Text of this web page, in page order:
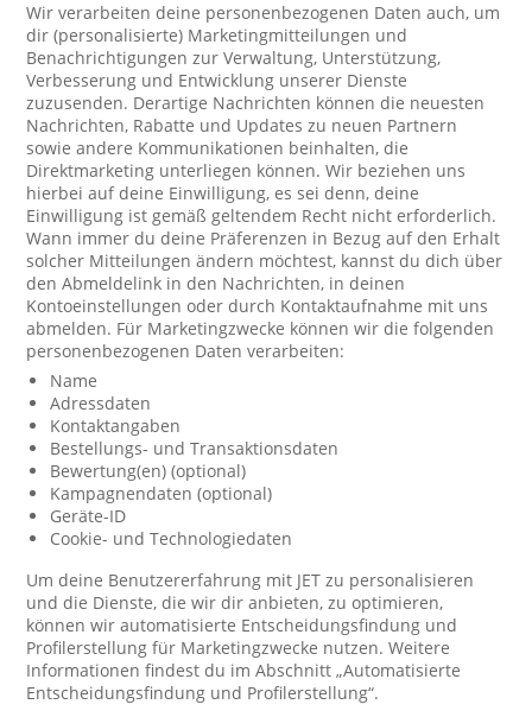
Wir verarbeiten deine personenbezogenen Daten auch, um
dir (personalisierte) Marketingmitteilungen und
Benachrichtigungen zur Verwaltung, Unterstützung,
Verbesserung und Entwicklung unserer Dienste
zuzusenden. Derartige Nachrichten können die neuesten
Nachrichten, Rabatte und Updates zu neuen Partnern
sowie andere Kommunikationen beinhalten, die
Direktmarketing unterliegen können. Wir beziehen uns
hierbei auf deine Einwilligung, es sei denn, deine
Einwilligung ist gemäß geltendem Recht nicht erforderlich.
Wann immer du deine Präferenzen in Bezug auf den Erhalt
solcher Mitteilungen ändern möchtest, kannst du dich über
den Abmeldelink in den Nachrichten, in deinen
Kontoeinstellungen oder durch Kontaktaufnahme mit uns
abmelden. Für Marketingzwecke können wir die folgenden
personenbezogenen Daten verarbeiten:
Name
Adressdaten
Kontaktangaben
Bestellungs- und Transaktionsdaten
Bewertung(en) (optional)
Kampagnendaten (optional)
Geräte-ID
Cookie- und Technologiedaten
Um deine Benutzererfahrung mit JET zu personalisieren
und die Dienste, die wir dir anbieten, zu optimieren,
können wir automatisierte Entscheidungsfindung und
Profilerstellung für Marketingzwecke nutzen. Weitere
Informationen findest du im Abschnitt „Automatisierte
Entscheidungsfindung und Profilerstellung“.